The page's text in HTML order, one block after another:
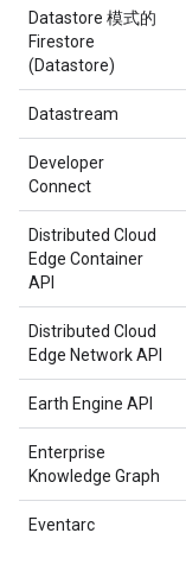
Datastore 模式的
Firestore
(Datastore)
Datastream
Developer
Connect
Distributed Cloud
Edge Container
API
Distributed Cloud
Edge Network API
Earth Engine API
Enterprise
Knowledge Graph
Eventarc